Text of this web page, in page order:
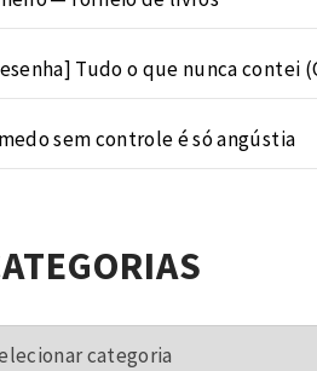
Tudo o que nunca contei
sem controle é só angústia